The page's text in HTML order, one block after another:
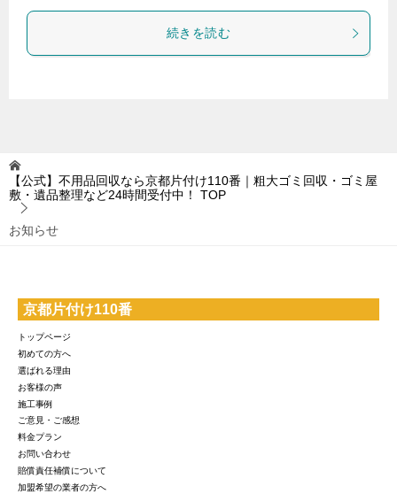
続きを読む
【公式】不用品回収なら京都片付け110番｜粗大ゴミ回収・ゴミ屋
敷・遺品整理など24時間受付中！
TOP
お知らせ
京都片付け110番
トップページ
初めての方へ
選ばれる理由
お客様の声
施工事例
ご意見・ご感想
料金プラン
お問い合わせ
賠償責任補償について
加盟希望の業者の方へ